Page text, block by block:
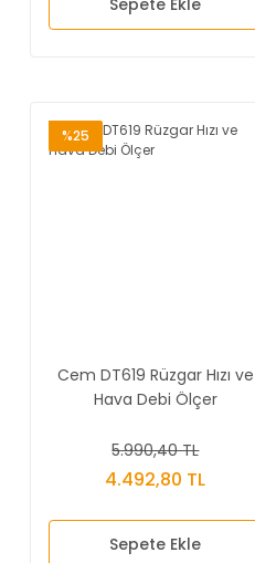
Sepete Ekle
%25
Cem DT619 Rüzgar Hızı ve
Hava Debi Ölçer
5.990,40 TL
4.492,80 TL
Sepete Ekle